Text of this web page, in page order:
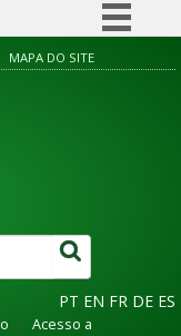
Simplifique!
Canais
MAPA DO SITE
PT EN FR DE ES
Acesso a